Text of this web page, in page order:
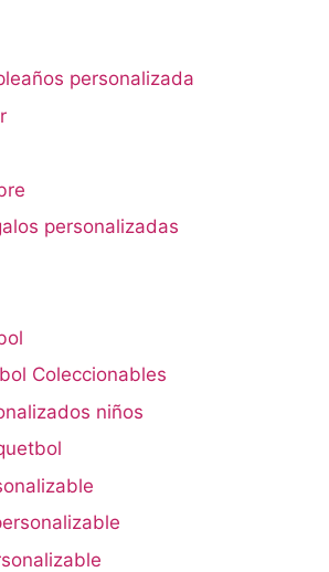
personalizada
personalizadas
Coleccionables
niños